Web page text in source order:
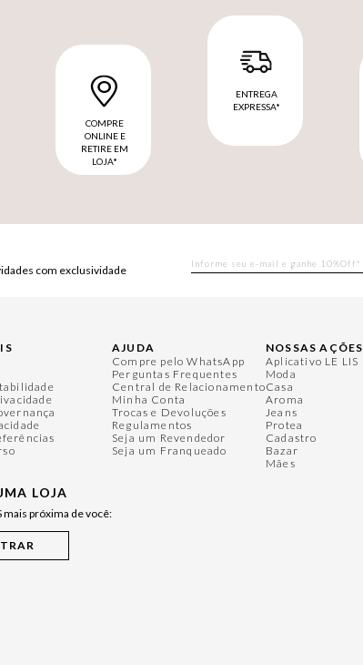
COMPRE
ONLINE E
RETIRE EM
LOJA*
ENTREGA
EXPRESSA*
com exclusividade
LOJA
mais próxima de você:
AJUDA
Compre pelo WhatsApp
Perguntas Frequentes
Central de Relacionamento
Minha Conta
Trocas e Devoluções
Regulamentos
Seja um Revendedor
Seja um Franqueado
NOSSAS AÇÕES
Aplicativo LE LIS
Moda
Casa
Aroma
Jeans
Protea
Cadastro
Bazar
Mães